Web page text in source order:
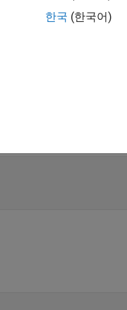
한국 (한국어)